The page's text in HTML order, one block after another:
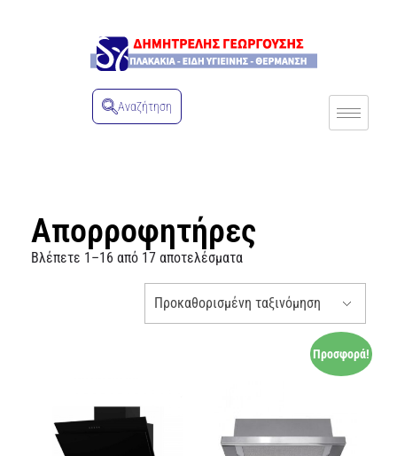
Αναζήτηση
Απορροφητήρες
Βλέπετε 1–16 από 17 αποτελέσματα
Προσφορά!